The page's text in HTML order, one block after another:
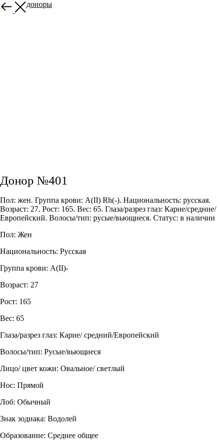
Другие доноры
Донор №401
Пол: жен. Группа крови: А(II) Rh(-). Национальность: русская.
Возраст: 27. Рост: 165. Вес: 65. Глаза/разрез глаз: Карие/средние/
Европейский. Волосы/тип: русые/вьющиеся. Статус: в наличии
Пол: Жен
Национальность: Русская
Группа крови: A(II)-
Возраст: 27
Рост: 165
Вес: 65
Глаза/разрез глаз: Карие/ средний/Европейский
Волосы/тип: Русые/вьющиеся
Лицо/ цвет кожи: Овальное/ светлый
Нос: Прямой
Лоб: Обычный
Знак зодиака: Водолей
Образование: Среднее общее